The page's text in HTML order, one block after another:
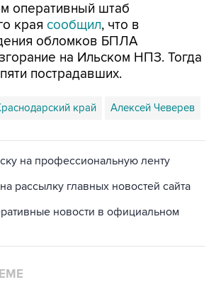
оперативный штаб
края сообщил, что в
обломков БПЛА
на Ильском НПЗ. Тогда
пострадавших.
край Алексей Чеверев
на профессиональную ленту
рассылку главных новостей сайта
новости в официальном